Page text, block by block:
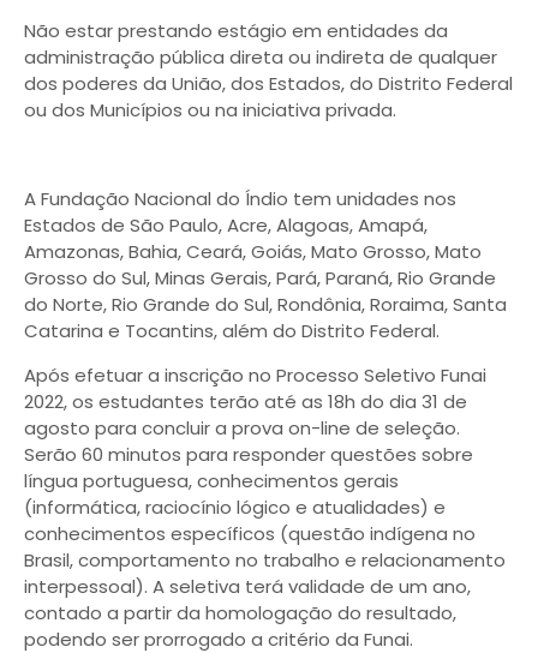
Não estar prestando estágio em entidades da
administração pública direta ou indireta de qualquer
dos poderes da União, dos Estados, do Distrito Federal
ou dos Municípios ou na iniciativa privada.
A Fundação Nacional do Índio tem unidades nos
Estados de São Paulo, Acre, Alagoas, Amapá,
Amazonas, Bahia, Ceará, Goiás, Mato Grosso, Mato
Grosso do Sul, Minas Gerais, Pará, Paraná, Rio Grande
do Norte, Rio Grande do Sul, Rondônia, Roraima, Santa
Catarina e Tocantins, além do Distrito Federal.
Após efetuar a inscrição no Processo Seletivo Funai
2022, os estudantes terão até as 18h do dia 31 de
agosto para concluir a prova on-line de seleção.
Serão 60 minutos para responder questões sobre
língua portuguesa, conhecimentos gerais
(informática, raciocínio lógico e atualidades) e
conhecimentos específicos (questão indígena no
Brasil, comportamento no trabalho e relacionamento
interpessoal). A seletiva terá validade de um ano,
contado a partir da homologação do resultado,
podendo ser prorrogado a critério da Funai.